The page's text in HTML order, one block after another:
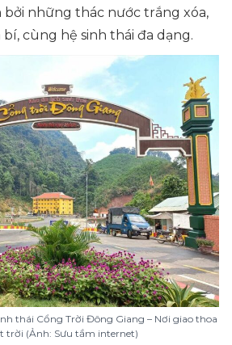
những thác nước trắng xóa,
cùng hệ sinh thái đa dạng.
thái Cổng Trời Đông Giang – Nơi giao thoa
trời (Ảnh: Sưu tầm internet)